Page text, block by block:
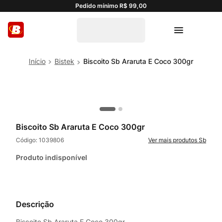
Pedido mínimo R$ 99,00
Bistek Biscoito Sb Araruta E Coco 300gr
Biscoito Sb Araruta E Coco 300gr
Código: 1039806 Sb
Produto indisponível
Descrição